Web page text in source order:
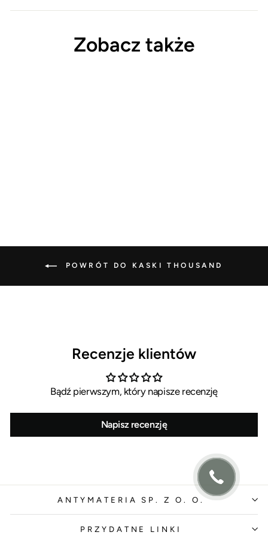
Zobacz także
POWRÓT DO KASKI THOUSAND
Recenzje klientów
Bądź pierwszym, który napisze recenzję
Napisz recenzję
ANTYMATERIA SP. Z O. O.
PRZYDATNE LINKI